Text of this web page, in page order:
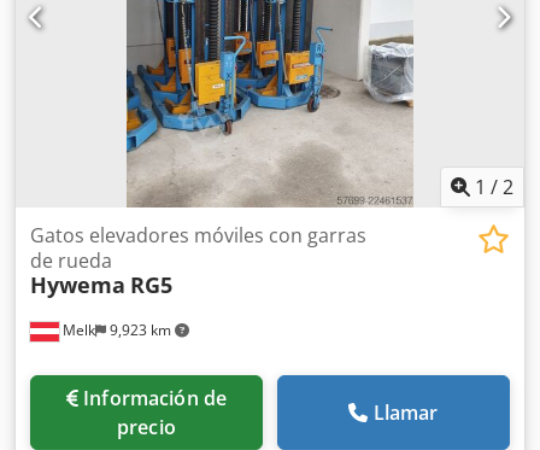
1 /2
Melk 9,923 km
Gatos elevadores móviles con garras
de rueda
Hywema RG5
Información de
precio
Llamar